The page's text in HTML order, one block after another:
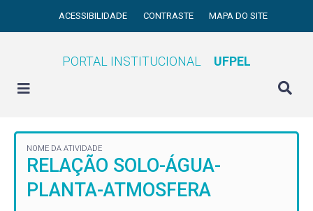
ACESSIBILIDADE CONTRASTE MAPA DO SITE
PORTAL INSTITUCIONAL UFPEL
NOME DA ATIVIDADE
RELAÇÃO SOLO-ÁGUA-
PLANTA-ATMOSFERA